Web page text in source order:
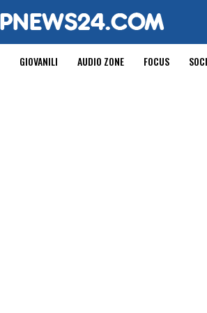
GIOVANILI AUDIO ZONE FOCUS